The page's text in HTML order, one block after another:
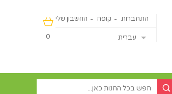
0
החשבון שלי קופה התחברות
עברית